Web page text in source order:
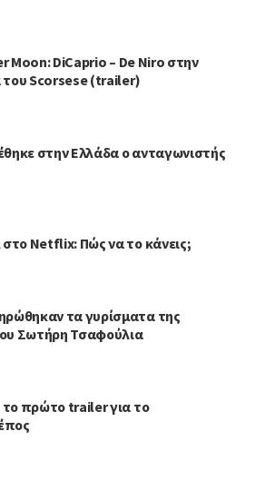
Moon: DiCaprio – De Niro στην
του Scorsese (trailer)
στην Ελλάδα ο ανταγωνιστής
Netflix: Πώς να το κάνεις;
τα γυρίσματα της
Σωτήρη Τσαφούλια
πρώτο trailer για το